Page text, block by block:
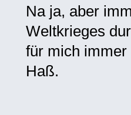
Na ja, aber
Weltkrieges
für mich immer
Haß.